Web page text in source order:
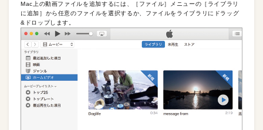
Mac上の動画ファイルを追加するには、［ファイル］メニューの［ライブラリ
に追加］から任意のファイルを選択するか、ファイルをライブラリにドラッグ
&ドロップします。